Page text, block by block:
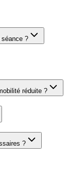
séance ?
réduite ?
?